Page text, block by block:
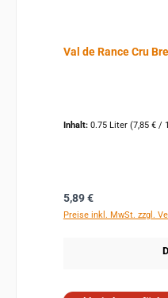
Val de Rance Cru
Inhalt: 0.75 Liter (7,85 € /
Regulärer Preis:
5,89 €
Preise inkl. MwSt. zzgl.